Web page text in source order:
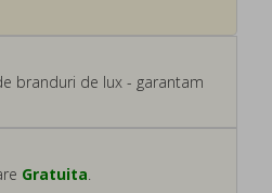
branduri de lux - garantam
Gratuita.